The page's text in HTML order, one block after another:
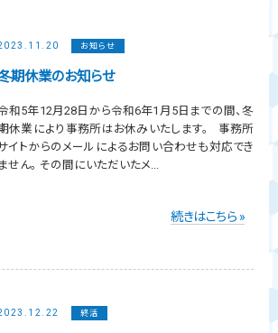
お知らせ
期休業のお知らせ
和5年12月28日から令和6年1月5日までの間、冬
休業により事務所はお休みいたします。 事務所
イトからのメールによるお問い合わせも対応でき
ません。 その間にいただいたメ...
続きはこちら »
終活